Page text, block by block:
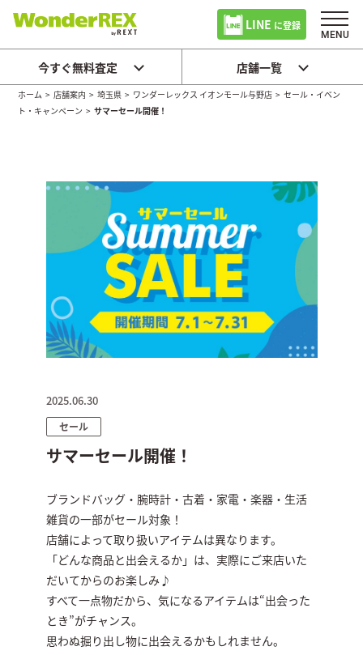
LINE に登録
今すぐ無料査定 店舗一覧
ホーム >店舗案内 >埼玉県 > ワンダーレックス イオンモール与野店 >セール・イベン
ト・キャンペーン >サマーセール開催！
2025.06.30
セール
サマーセール開催！
ブランドバッグ・腕時計・古着・家電・楽器・生活
雑貨の一部がセール対象！
店舗によって取り扱いアイテムは異なります。
「どんな商品と出会えるか」は、実際にご来店いた
だいてからのお楽しみ♪
すべて一点物だから、気になるアイテムは“出会った
とき”がチャンス。
思わぬ掘り出し物に出会えるかもしれません。